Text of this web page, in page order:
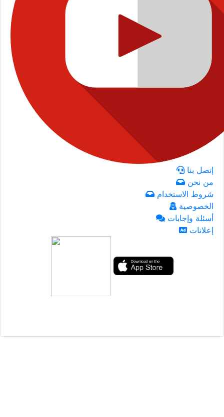
إتصل بنا
من نحن
شروط الاستخدام
الخصوصية
أسئلة وإجابات
إعلانات